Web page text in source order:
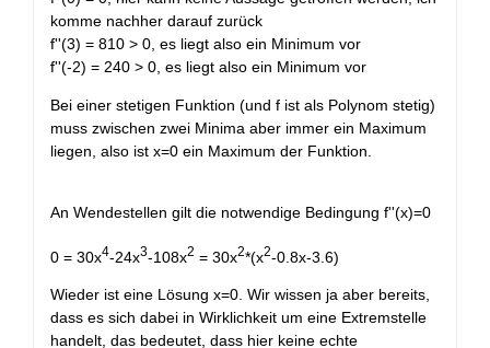
komme nachher darauf zurück
f''(3) = 810 > 0, es liegt also ein Minimum vor
f''(-2) = 240 > 0, es liegt also ein Minimum vor
Bei einer stetigen Funktion (und f ist als Polynom stetig)
muss zwischen zwei Minima aber immer ein Maximum
liegen, also ist x=0 ein Maximum der Funktion.
An Wendestellen gilt die notwendige Bedingung f''(x)=0
0 = 30x4-24x3-108x2 = 30x2*(x2-0.8x-3.6)
Wieder ist eine Lösung x=0. Wir wissen ja aber bereits,
dass es sich dabei in Wirklichkeit um eine Extremstelle
handelt, das bedeutet, dass hier keine echte